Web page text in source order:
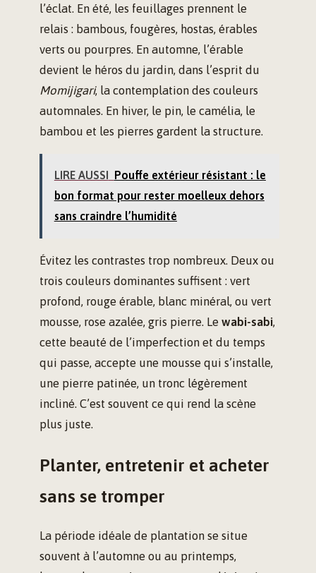
l’éclat. En été, les feuillages prennent le
relais : bambous, fougères, hostas, érables
verts ou pourpres. En automne, l’érable
devient le héros du jardin, dans l’esprit du
Momijigari, la contemplation des couleurs
automnales. En hiver, le pin, le camélia, le
bambou et les pierres gardent la structure.
LIRE AUSSI
Pouffe extérieur résistant : le
bon format pour rester moelleux dehors
sans craindre l’humidité
Évitez les contrastes trop nombreux. Deux ou
trois couleurs dominantes suffisent : vert
profond, rouge érable, blanc minéral, ou vert
mousse, rose azalée, gris pierre. Le wabi-sabi,
cette beauté de l’imperfection et du temps
qui passe, accepte une mousse qui s’installe,
une pierre patinée, un tronc légèrement
incliné. C’est souvent ce qui rend la scène
plus juste.
Planter, entretenir et acheter
sans se tromper
La période idéale de plantation se situe
souvent à l’automne ou au printemps,